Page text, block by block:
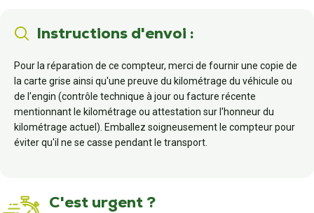
Instructions d'envoi :
Pour la réparation de ce compteur, merci de fournir une copie de
la carte grise ainsi qu'une preuve du kilométrage du véhicule ou
de l'engin (contrôle technique à jour ou facture récente
mentionnant le kilométrage ou attestation sur l'honneur du
kilométrage actuel). Emballez soigneusement le compteur pour
éviter qu'il ne se casse pendant le transport.
C'est urgent ?